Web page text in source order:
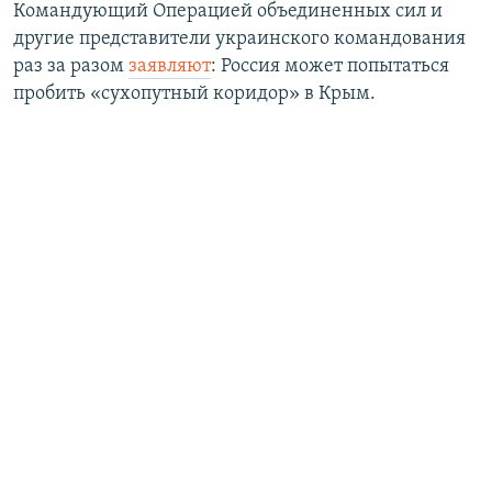
Командующий Операцией объединенных сил и
другие представители украинского командования
раз за разом заявляют: Россия может попытаться
пробить «сухопутный коридор» в Крым.